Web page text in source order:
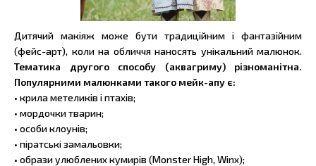
Дитячий макіяж може бути традиційним і фантазійним
(фейс-арт), коли на обличчя наносять унікальний малюнок.
Тематика другого способу (аквагриму) різноманітна.
Популярними малюнками такого мейк-апу є:
• крила метеликів і птахів;
• мордочки тварин;
• особи клоунів;
• піратські замальовки;
• образи улюблених кумирів (Monster High, Winx);